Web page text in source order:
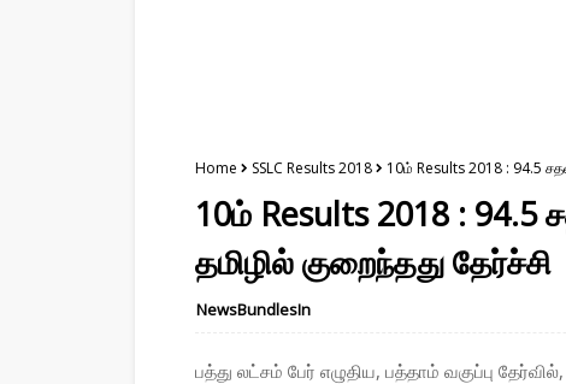
Home SSLC Results 2018 10ம் Results 2018 : 94.5
10ம் Results 2018 :
தமிழில் குறைந்தது தேர்ச்சி
NewsBundlesIn
பத்து லட்சம் பேர் எழுதிய, பத்தாம் வகுப்பு